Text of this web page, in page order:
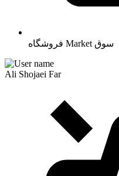
Marketسوق
Ali Shojaei Far